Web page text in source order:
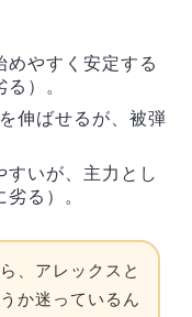
めやすく安定する
）。
伸ばせるが、被弾
すいが、主力とし
る）。
、アレックスと
か迷っているん